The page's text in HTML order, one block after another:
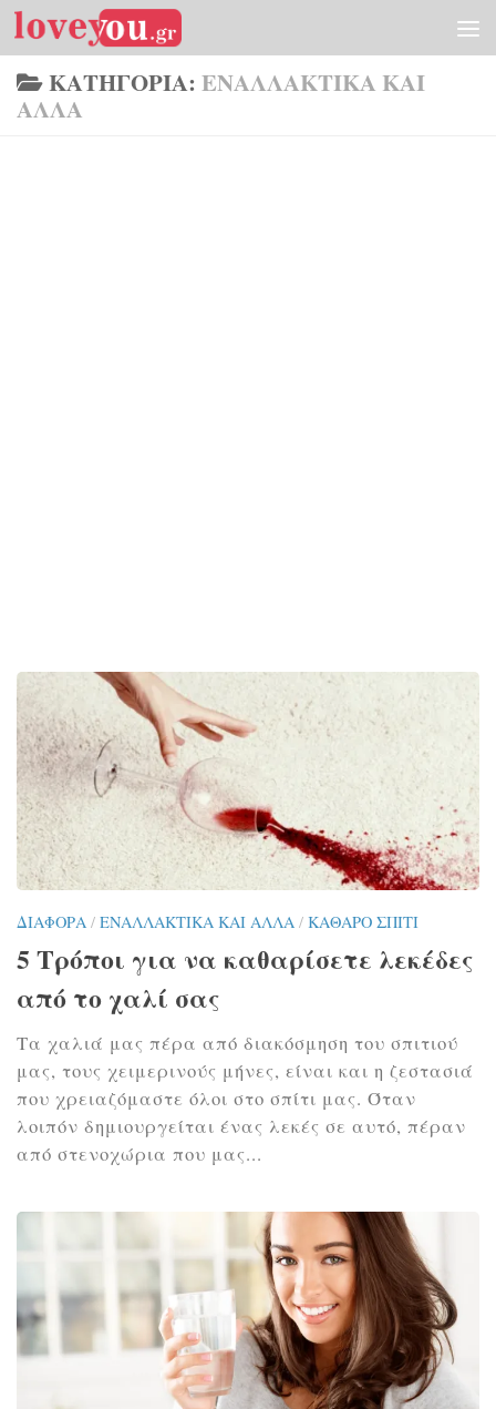
Skip to content
ΚΑΤΗΓΟΡΊΑ: ΕΝΑΛΛΑΚΤΙΚΆ ΚΑΙ
ΆΛΛΑ
ΔΙΆΦΟΡΑ / ΕΝΑΛΛΑΚΤΙΚΆ ΚΑΙ ΆΛΛΑ / ΚΑΘΑΡΌ ΣΠΊΤΙ
5 Τρόποι για να καθαρίσετε λεκέδες
από το χαλί σας
Τα χαλιά μας πέρα από διακόσμηση του σπιτιού
μας, τους χειμερινούς μήνες, είναι και η ζεστασιά
που χρειαζόμαστε όλοι στο σπίτι μας. Όταν
λοιπόν δημιουργείται ένας λεκές σε αυτό, πέραν
από στενοχώρια που μας...